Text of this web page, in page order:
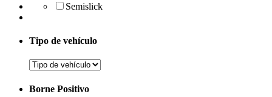
Semislick
Tipo de vehículo
Borne Positivo